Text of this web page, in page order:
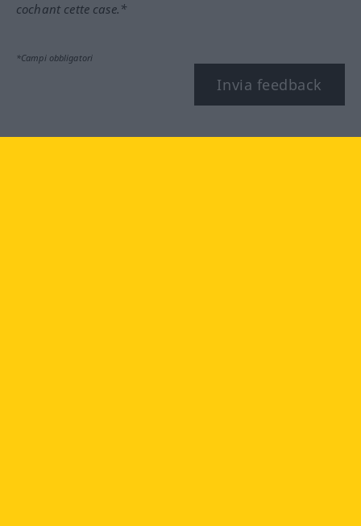
cochant cette case.*
*Campi obbligatori
Invia feedback